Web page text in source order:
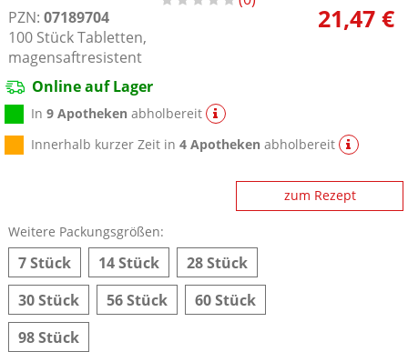
PZN: 07189704
100 Stück Tabletten,
magensaftresistent
21,47 €
Online auf Lager
In9 Apotheken abholbereit
Innerhalb kurzer Zeit in4 Apotheken abholbereit
zum Rezept
Weitere Packungsgrößen:
7 Stück 14 Stück
28 Stück
30 Stück
56 Stück
60 Stück
98 Stück